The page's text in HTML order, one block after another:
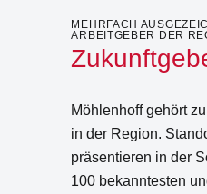
MEHRFACH
ARBEITGEBER DER
Möhlenhoff gehört
in der Region.
präsentieren in der
100 bekanntesten